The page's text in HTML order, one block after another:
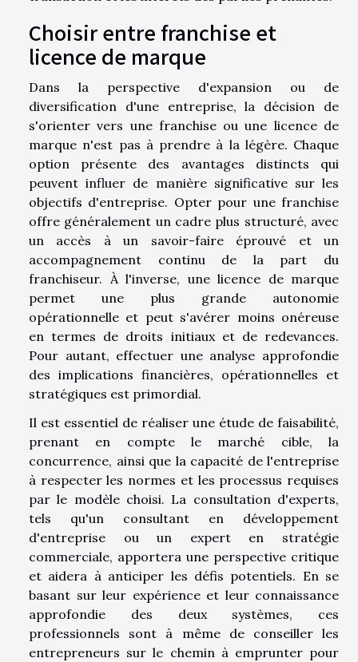
Choisir entre franchise et
licence de marque
Dans la perspective d'expansion ou de
diversification d'une entreprise, la décision de
s'orienter vers une franchise ou une licence de
marque n'est pas à prendre à la légère. Chaque
option présente des avantages distincts qui
peuvent influer de manière significative sur les
objectifs d'entreprise. Opter pour une franchise
offre généralement un cadre plus structuré, avec
un accès à un savoir-faire éprouvé et un
accompagnement continu de la part du
franchiseur. À l'inverse, une licence de marque
permet une plus grande autonomie
opérationnelle et peut s'avérer moins onéreuse
en termes de droits initiaux et de redevances.
Pour autant, effectuer une analyse approfondie
des implications financières, opérationnelles et
stratégiques est primordial.
Il est essentiel de réaliser une étude de faisabilité,
prenant en compte le marché cible, la
concurrence, ainsi que la capacité de l'entreprise
à respecter les normes et les processus requises
par le modèle choisi. La consultation d'experts,
tels qu'un consultant en développement
d'entreprise ou un expert en stratégie
commerciale, apportera une perspective critique
et aidera à anticiper les défis potentiels. En se
basant sur leur expérience et leur connaissance
approfondie des deux systèmes, ces
professionnels sont à même de conseiller les
entrepreneurs sur le chemin à emprunter pour